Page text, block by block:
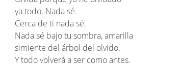
ya todo. Nada sé.
Cerca de ti nada sé.
Nada sé bajo tu sombra, amarilla
simiente del árbol del olvido.
Y todo volverá a ser como antes.